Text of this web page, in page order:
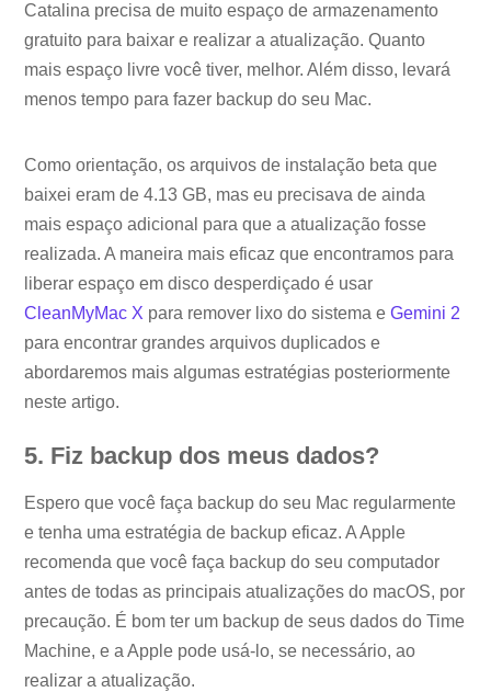
Catalina precisa de muito espaço de armazenamento
gratuito para baixar e realizar a atualização. Quanto
mais espaço livre você tiver, melhor. Além disso, levará
menos tempo para fazer backup do seu Mac.
Como orientação, os arquivos de instalação beta que
baixei eram de 4.13 GB, mas eu precisava de ainda
mais espaço adicional para que a atualização fosse
realizada. A maneira mais eficaz que encontramos para
liberar espaço em disco desperdiçado é usar
CleanMyMac X para remover lixo do sistema eGemini 2
para encontrar grandes arquivos duplicados e
abordaremos mais algumas estratégias posteriormente
neste artigo.
5. Fiz backup dos meus dados?
Espero que você faça backup do seu Mac regularmente
e tenha uma estratégia de backup eficaz. A Apple
recomenda que você faça backup do seu computador
antes de todas as principais atualizações do macOS, por
precaução. É bom ter um backup de seus dados do Time
Machine, e a Apple pode usá-lo, se necessário, ao
realizar a atualização.